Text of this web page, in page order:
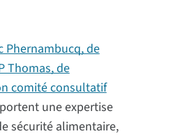
Phernambucq, de
Thomas, de
comité consultatif
une expertise
sécurité alimentaire,